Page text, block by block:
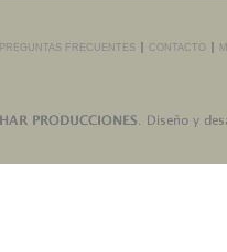
PREGUNTAS FRECUENTES CONTACTO